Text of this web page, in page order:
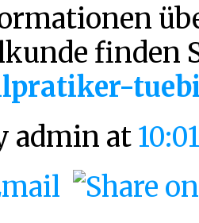
finden
admin at